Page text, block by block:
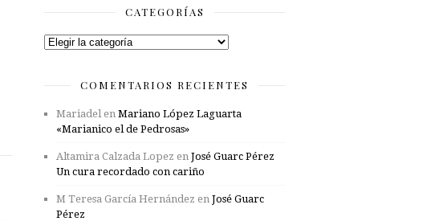
CATEGORÍAS
Categorías
COMENTARIOS RECIENTES
Mariadelen Mariano López Laguarta
«Marianico el de Pedrosas»
Altamira Calzada Lopez en José Guarc Pérez
Un cura recordado con cariño
M Teresa García Hernández en José Guarc
Pérez